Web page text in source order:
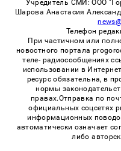
Учредитель СМИ: ООО
Шарова Анастасия
Телефон
При частичном или
новостного портала
теле- радиосообщениях
использовании в
ресурс обязательна, в
нормы
правах.Отправка по
официальных соцсетях
информационных
автоматически означает
либо